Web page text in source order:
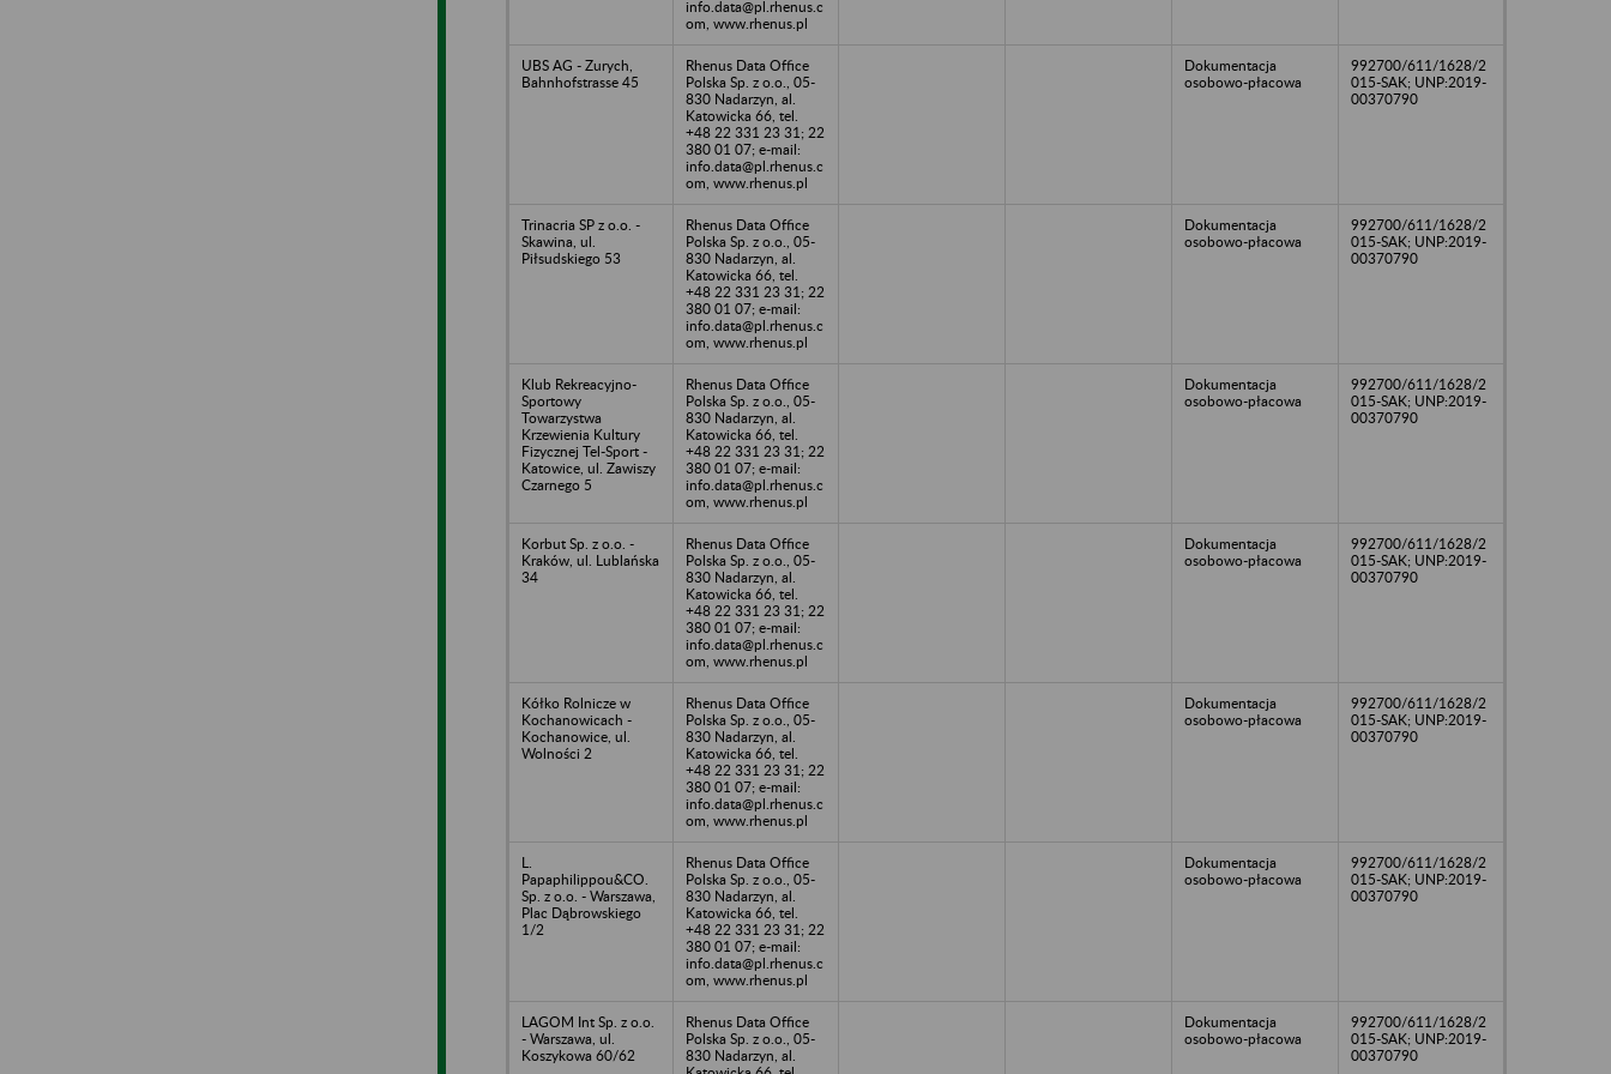
info.data@pl.rhenus.c
om, www.rhenus.pl
UBS AG - Zurych,
Bahnhofstrasse 45
Rhenus Data Office
Polska Sp. z o.o., 05-
830 Nadarzyn, al.
Katowicka 66, tel.
+48 22 331 23 31; 22
380 01 07; e-mail:
info.data@pl.rhenus.c
om, www.rhenus.pl
Dokumentacja
osobowo-płacowa
992700/611/1628/2
015-SAK; UNP:2019-
00370790
Trinacria SP z o.o. -
Skawina, ul.
Piłsudskiego 53
Rhenus Data Office
Polska Sp. z o.o., 05-
830 Nadarzyn, al.
Katowicka 66, tel.
+48 22 331 23 31; 22
380 01 07; e-mail:
info.data@pl.rhenus.c
om, www.rhenus.pl
Dokumentacja
osobowo-płacowa
992700/611/1628/2
015-SAK; UNP:2019-
00370790
Klub Rekreacyjno-
Sportowy
Towarzystwa
Krzewienia Kultury
Fizycznej Tel-Sport -
Katowice, ul. Zawiszy
Czarnego 5
Rhenus Data Office
Polska Sp. z o.o., 05-
830 Nadarzyn, al.
Katowicka 66, tel.
+48 22 331 23 31; 22
380 01 07; e-mail:
info.data@pl.rhenus.c
om, www.rhenus.pl
Dokumentacja
osobowo-płacowa
992700/611/1628/2
015-SAK; UNP:2019-
00370790
Korbut Sp. z o.o. -
Kraków, ul. Lublańska
34
Rhenus Data Office
Polska Sp. z o.o., 05-
830 Nadarzyn, al.
Katowicka 66, tel.
+48 22 331 23 31; 22
380 01 07; e-mail:
info.data@pl.rhenus.c
om, www.rhenus.pl
Dokumentacja
osobowo-płacowa
992700/611/1628/2
015-SAK; UNP:2019-
00370790
Kółko Rolnicze w
Kochanowicach -
Kochanowice, ul.
Wolności 2
Rhenus Data Office
Polska Sp. z o.o., 05-
830 Nadarzyn, al.
Katowicka 66, tel.
+48 22 331 23 31; 22
380 01 07; e-mail:
info.data@pl.rhenus.c
om, www.rhenus.pl
Dokumentacja
osobowo-płacowa
992700/611/1628/2
015-SAK; UNP:2019-
00370790
L.
Papaphilippou&CO.
Sp. z o.o. - Warszawa,
Plac Dąbrowskiego
1/2
Rhenus Data Office
Polska Sp. z o.o., 05-
830 Nadarzyn, al.
Katowicka 66, tel.
+48 22 331 23 31; 22
380 01 07; e-mail:
info.data@pl.rhenus.c
om, www.rhenus.pl
Dokumentacja
osobowo-płacowa
992700/611/1628/2
015-SAK; UNP:2019-
00370790
LAGOM Int Sp. z o.o.
- Warszawa, ul.
Koszykowa 60/62
Rhenus Data Office
Polska Sp. z o.o., 05-
830 Nadarzyn, al.
Dokumentacja
osobowo-płacowa
992700/611/1628/2
015-SAK; UNP:2019-
00370790